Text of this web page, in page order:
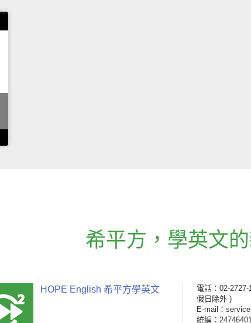
希平方 ， 學英文
HOPE English 希平方學英文 電話：02-2727-
假日除外 )
E-mail：
統編：